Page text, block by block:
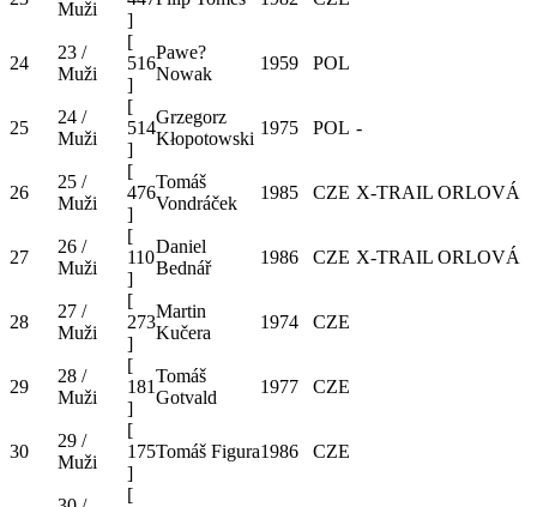
Muži
]
24
23 /
Muži
[
516
]
Pawe?
Nowak
1959 POL
25
24 /
Muži
[
514
]
Grzegorz
Kłopotowski
1975 POL -
26
25 /
Muži
[
476
]
Tomáš
Vondráček
1985 CZE X-TRAIL ORLOVÁ
27
26 /
Muži
[
110
]
Daniel
Bednář
1986 CZE X-TRAIL ORLOVÁ
28
27 /
Muži
[
273
]
Martin
Kučera
1974 CZE
29
28 /
Muži
[
181
]
Tomáš
Gotvald
1977 CZE
30
29 /
Muži
[
175
]
Tomáš Figura1986 CZE
[